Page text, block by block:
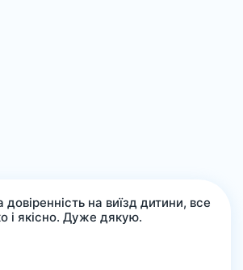
довіренність на виїзд дитини, все
і якісно. Дуже дякую.